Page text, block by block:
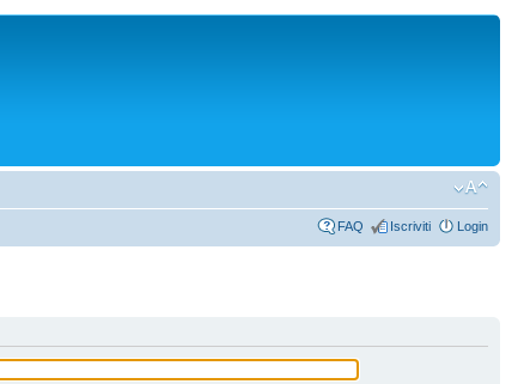
FAQ Iscriviti Login